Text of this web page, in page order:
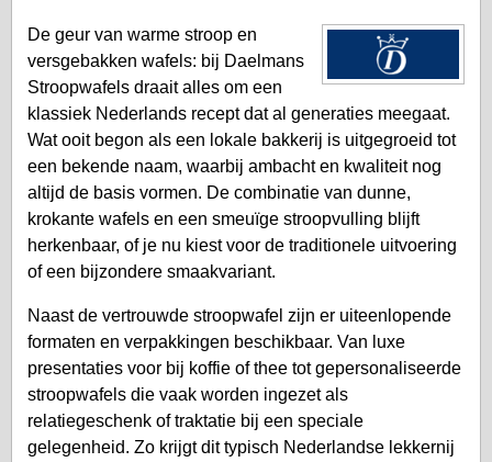
De geur van warme stroop en
versgebakken wafels: bij Daelmans
Stroopwafels draait alles om een
klassiek Nederlands recept dat al generaties meegaat.
Wat ooit begon als een lokale bakkerij is uitgegroeid tot
een bekende naam, waarbij ambacht en kwaliteit nog
altijd de basis vormen. De combinatie van dunne,
krokante wafels en een smeuïge stroopvulling blijft
herkenbaar, of je nu kiest voor de traditionele uitvoering
of een bijzondere smaakvariant.
Naast de vertrouwde stroopwafel zijn er uiteenlopende
formaten en verpakkingen beschikbaar. Van luxe
presentaties voor bij koffie of thee tot gepersonaliseerde
stroopwafels die vaak worden ingezet als
relatiegeschenk of traktatie bij een speciale
gelegenheid. Zo krijgt dit typisch Nederlandse lekkernij